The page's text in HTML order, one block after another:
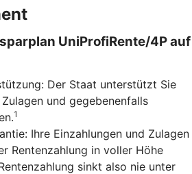
UniProfiRente/4P auf
Der Staat unterstützt Sie
und gegebenenfalls
1
Ihre Einzahlungen und Zulagen
Rentenzahlung in voller Höhe
sinkt also nie unter